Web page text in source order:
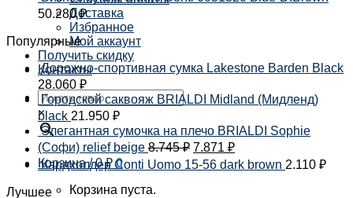
Доставка
Избранное
Мой аккаунт
Получить скидку
Контакты
×
Корзина /0₽ 0
Корзина пуста.
50.280₽
Популярные
Дорожно-спортивная сумка Lakestone Barden Black
28.060 ₽
Городской саквояж BRIALDI Midland (Мидленд)
black 21.950 ₽
Элегантная сумочка на плечо BRIALDI Sophie
(Софи) relief beige 8.745₽ 7.871 ₽
Кардхолдер Conti Uomo 15-56 dark brown 2.110 ₽
Лучшее